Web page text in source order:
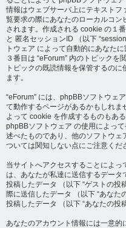
情報はウェブサーバ上にテキスト
覧要求の際にあなたのローカルコ
されます。作成される cookie の１
と 匿名セッションID （以下
トウェア によって自動的にあなた
３番目は “eForum” 内のトピック
トピックの既読情報を保管するの
ます。
“eForum” には、phpBBソフトウェ
て動作するページがあるかもしれ
よって cookie を作成するものもあ
phpBBソフトウェア の使用によっ
述べたものであり、他のソフトウ
ついては関知しない点にご注意くだ
当サイトへアクセスすることによ
は、あなたが私達に送信するデー
投稿したデータ （以下 “ゲストの投
際に送信したデータ （以下 “あなた
投稿したデータ （以下 “あなたの投
あなたのアカウント情報には一意的